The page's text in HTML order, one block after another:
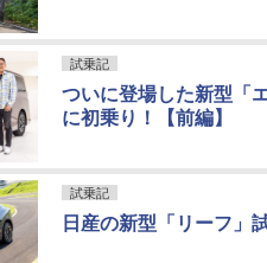
試乗記
ついに登場した新型「
に初乗り！【前編】
試乗記
日産の新型「リーフ」